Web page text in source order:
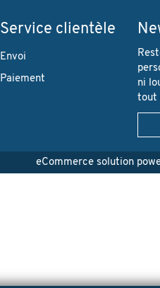
Service clientèle
Envoi
Paiement
ni
tout
eCommerce solution